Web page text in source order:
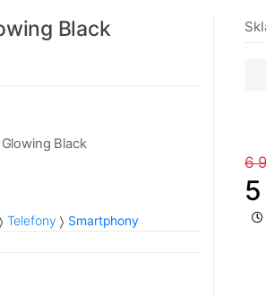
Black
Black
Telefony
Smartphony
6